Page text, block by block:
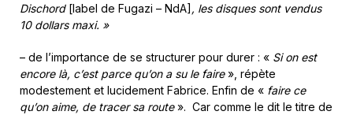
Dischord [label de Fugazi – NdA] , les disques sont vendus
10 dollars maxi. »
– de l’importance de se structurer pour durer : « Si on est
encore là, c’est parce qu’on a su le faire», répète
modestement et lucidement Fabrice. Enfin de « faire ce
qu’on aime, de tracer sa route». Car comme le dit le titre de